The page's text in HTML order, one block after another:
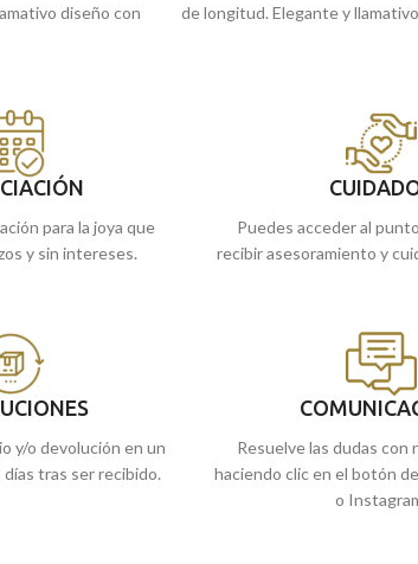
diseño con
y te la
de longitud. Elegante y
de Málaga, o comprarla online
para la joya que
y sin intereses.
Puedes acceder al
recibir asesoramiento y
y/o devolución en un
días tras ser recibido.
Resuelve las dudas con
haciendo clic en el botón
o